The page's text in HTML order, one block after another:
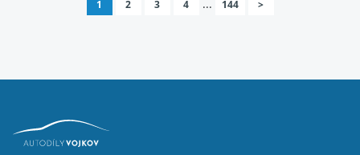
1 2 3 4 ... 144 >